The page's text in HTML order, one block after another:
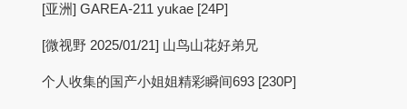
[亚洲] GAREA-211 yukae [24P]
[微视野 2025/01/21] 山鸟山花好弟兄
个人收集的国产小姐姐精彩瞬间693 [230P]